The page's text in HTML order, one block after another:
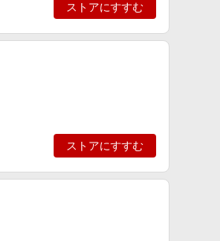
ストアにすすむ
ストアにすすむ